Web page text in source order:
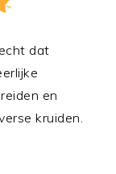
dat
en
kruiden.